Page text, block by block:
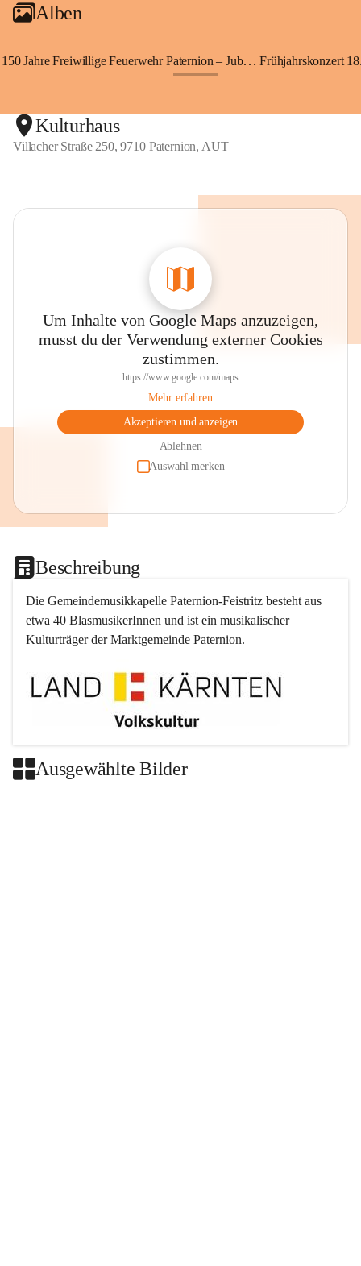
Alben
150 Jahre Freiwillige Feuerwehr Paternion – Jubiläumsfest Frühjahrskonzert
Kulturhaus
Villacher Straße 250, 9710 Paternion, AUT
Um Inhalte von Google Maps anzuzeigen,
musst du der Verwendung externer Cookies
zustimmen.
https://www.google.com/maps
Mehr erfahren
Akzeptieren und anzeigen
Ablehnen
Auswahl merken
Beschreibung
Die Gemeindemusikkapelle Paternion-Feistritz besteht aus
etwa 40 BlasmusikerInnen und ist ein musikalischer
Kulturträger der Marktgemeinde Paternion.
Ausgewählte Bilder